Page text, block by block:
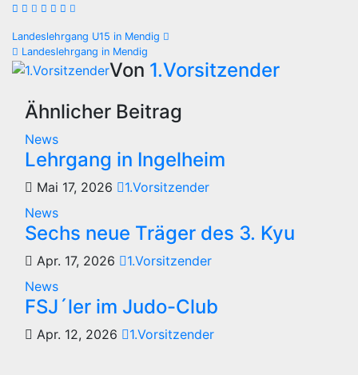
Beitragsnavigation
Landeslehrgang U15 in Mendig
Landeslehrgang in Mendig
Von 1.Vorsitzender
Ähnlicher Beitrag
News
Lehrgang in Ingelheim
Mai 17, 2026
1.Vorsitzender
News
Sechs neue Träger des 3. Kyu
Apr. 17, 2026
1.Vorsitzender
News
FSJ´ler im Judo-Club
Apr. 12, 2026 1.Vorsitzender